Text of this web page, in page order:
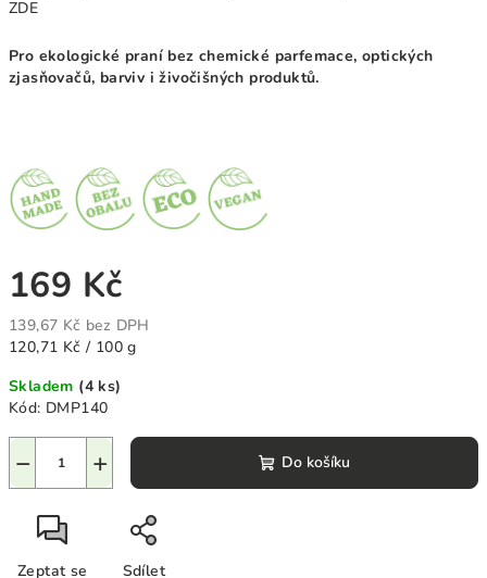
ZDE
Pro ekologické praní bez chemické parfemace, optických
zjasňovačů, barviv i živočišných produktů.
169 Kč
139,67 Kč bez DPH
Měrná
120,71 Kč / 100 g
Skladem (4 ks)
Kód: DMP140
+
− Do košíku
Zeptat se Sdílet